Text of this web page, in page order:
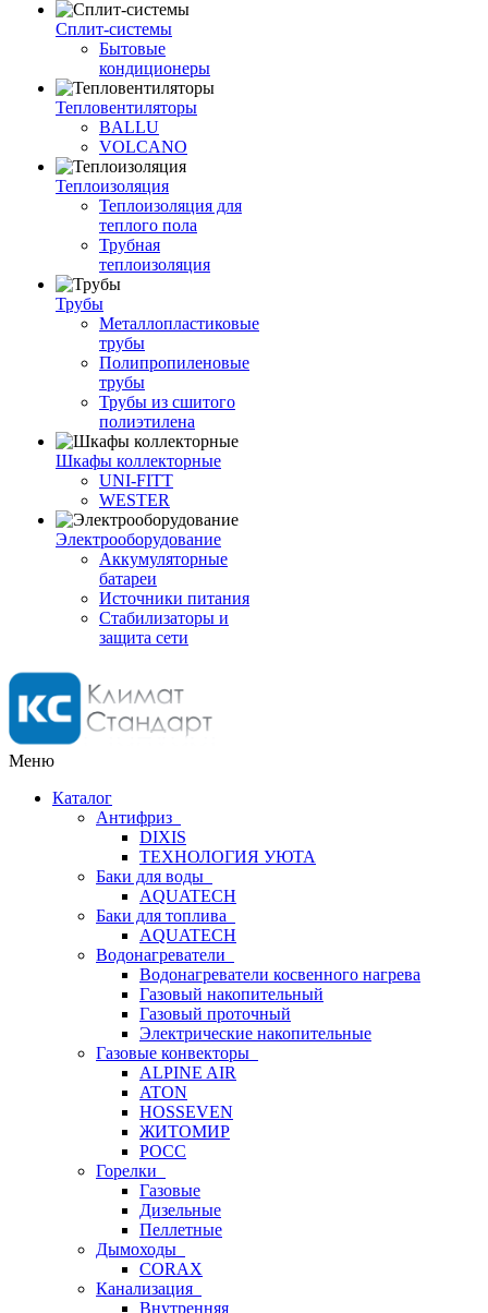
Сплит-системы
Бытовые
кондиционеры
Тепловентиляторы
BALLU
VOLCANO
Теплоизоляция
Теплоизоляция для
теплого пола
Трубная
теплоизоляция
Трубы
Металлопластиковые
трубы
Полипропиленовые
трубы
Трубы из сшитого
полиэтилена
Шкафы коллекторные
UNI-FITT
WESTER
Электрооборудование
Аккумуляторные
батареи
Источники питания
Стабилизаторы и
защита сети
Меню
Каталог
Антифриз
DIXIS
ТЕХНОЛОГИЯ УЮТА
Баки для воды
AQUATECH
Баки для топлива
AQUATECH
Водонагреватели
Водонагреватели косвенного нагрева
Газовый накопительный
Газовый проточный
Электрические накопительные
Газовые конвекторы
ALPINE AIR
ATON
HOSSEVEN
ЖИТОМИР
РОСС
Горелки
Газовые
Дизельные
Пеллетные
Дымоходы
CORAX
Канализация
Внутренняя